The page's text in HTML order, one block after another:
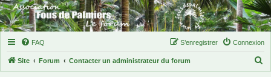
FAQ Connexion
S’enregistrer
Site Forum Contacter un administrateur du forum